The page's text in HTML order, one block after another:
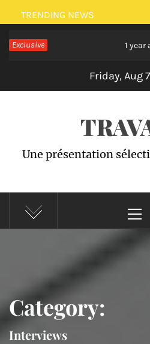
Skip
to
content
TRENDING NEWS
Exclusive 1 year ago
Friday, Aug
Une présentation
Category:
Interviews